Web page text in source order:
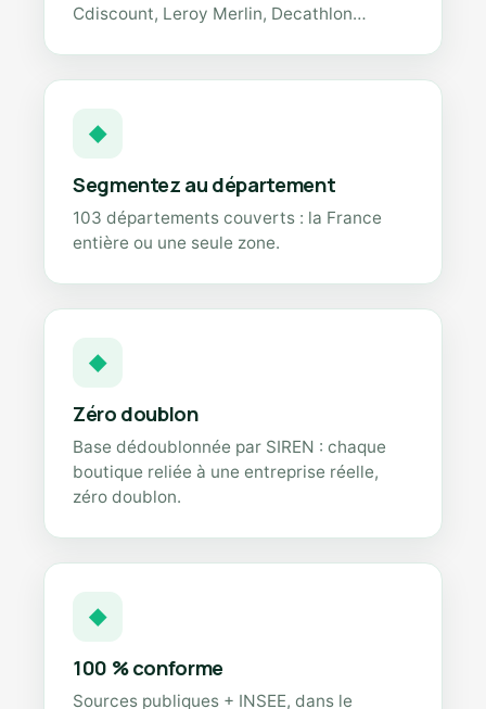
Cdiscount, Leroy Merlin, Decathlon…
◆
Segmentez au département
103 départements couverts : la France
entière ou une seule zone.
◆
Zéro doublon
Base dédoublonnée par SIREN : chaque
boutique reliée à une entreprise réelle,
zéro doublon.
◆
100 % conforme
Sources publiques + INSEE, dans le